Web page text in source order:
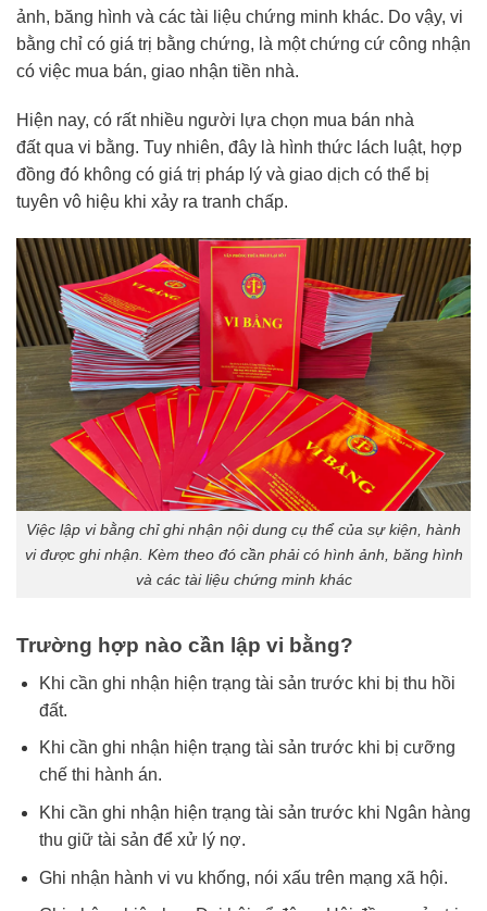
ảnh, băng hình và các tài liệu chứng minh khác. Do vậy, vi
bằng chỉ có giá trị bằng chứng, là một chứng cứ công nhận
có việc mua bán, giao nhận tiền nhà.
Hiện nay, có rất nhiều người lựa chọn mua bán nhà
đất qua vi bằng. Tuy nhiên, đây là hình thức lách luật, hợp
đồng đó không có giá trị pháp lý và giao dịch có thể bị
tuyên vô hiệu khi xảy ra tranh chấp.
Việc lập vi bằng chỉ ghi nhận nội dung cụ thể của sự kiện, hành
vi được ghi nhận. Kèm theo đó cần phải có hình ảnh, băng hình
và các tài liệu chứng minh khác
Trường hợp nào cần lập vi bằng?
Khi cần ghi nhận hiện trạng tài sản trước khi bị thu hồi
đất.
Khi cần ghi nhận hiện trạng tài sản trước khi bị cưỡng
chế thi hành án.
Khi cần ghi nhận hiện trạng tài sản trước khi Ngân hàng
thu giữ tài sản để xử lý nợ.
Ghi nhận hành vi vu khống, nói xấu trên mạng xã hội.